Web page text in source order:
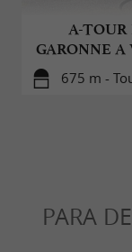
A-TOUR
GARONNE A
675 m -
PARA